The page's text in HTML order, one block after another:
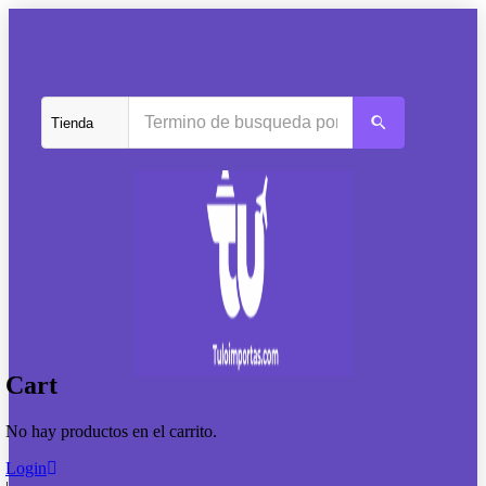
Cart
No hay productos en el carrito.
Login